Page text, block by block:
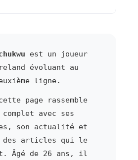
est un joueur
évoluant au
ligne.
page rassemble
avec ses
son actualité et
des articles qui le
Âgé de 26 ans, il